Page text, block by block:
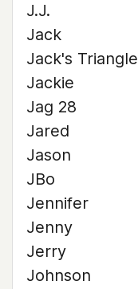
J.J.
Jack
Jack's Triangle
Jackie
Jag 28
Jared
Jason
JBo
Jennifer
Jenny
Jerry
Johnson